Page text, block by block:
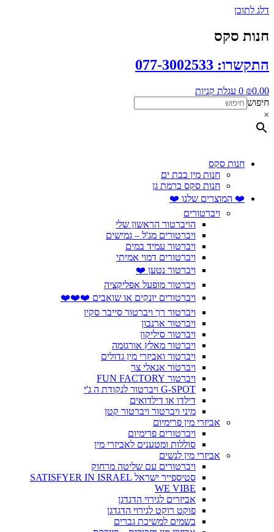
דלג לתוכן
חנות סקס
התקשרו: 077-3002533
₪0.00
0 עגלת קניות
חיפוש
×
חנות סקס
חנות מין בבת ים
חנות סקס ברמת גן
❤️ המוצרים שלנו ❤️
ויברטורים
הויברטור הראשון שלי
ויברטורים מג'ל – גמישים
ויברטור עמיד במים
ויברטורים דמוי אמיתי
ויברטור נטען ❤️
ויברטור מופעל אפליקציה
ויברטורים יונקים או שואבים ❤️❤️❤️
ויברטור רך ויברטור סייבר סקין
ויברטור ארנבון
ויברטור סיליקון
ויברטור מאלץ אורגזמה
ויברטור ואביזרי מין גדולים
ויברטור אנאלי צר
ויברטור FUN FACTORY
G-SPOT ויברטור לנקודת ה ג'י
דילדו או דילדואים
מיני ויברטור ויברטור קטן
אביזרי מין פרימיום
ויברטורים פרימיום
סוללות ומטענים לאביזרי מין
אביזרי מין לנשים
ויברטורים עם שליטה מרחוק
סטיספייר ישראל SATISFYER IN ISRAEL
WE VIBE
אביזרים לגירוי הדגדגן
פוקט רוקט לגירוי הדגדגן
בשמים למשיכת גברים